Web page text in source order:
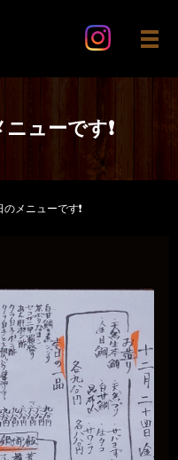
メ
ューです❗
メニューです❗